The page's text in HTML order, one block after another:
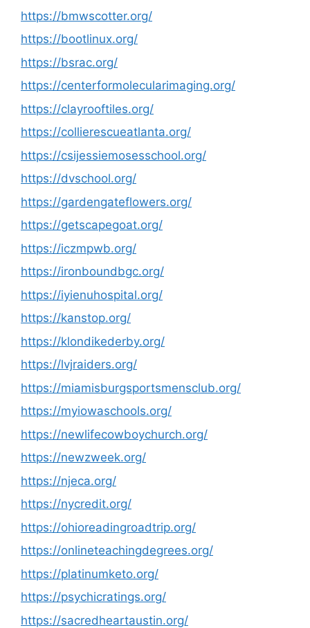
https://bmwscotter.org/
https://bootlinux.org/
https://bsrac.org/
https://centerformolecularimaging.org/
https://clayrooftiles.org/
https://collierescueatlanta.org/
https://csijessiemosesschool.org/
https://dvschool.org/
https://gardengateflowers.org/
https://getscapegoat.org/
https://iczmpwb.org/
https://ironboundbgc.org/
https://iyienuhospital.org/
https://kanstop.org/
https://klondikederby.org/
https://lvjraiders.org/
https://miamisburgsportsmensclub.org/
https://myiowaschools.org/
https://newlifecowboychurch.org/
https://newzweek.org/
https://njeca.org/
https://nycredit.org/
https://ohioreadingroadtrip.org/
https://onlineteachingdegrees.org/
https://platinumketo.org/
https://psychicratings.org/
https://sacredheartaustin.org/